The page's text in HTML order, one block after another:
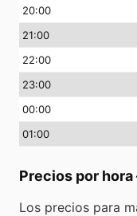
20:00
21:00
22:00
23:00
00:00
01:00
Precios por
Los precios para